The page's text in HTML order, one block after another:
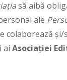
să aibă
ale
colaborează
ai Asociației